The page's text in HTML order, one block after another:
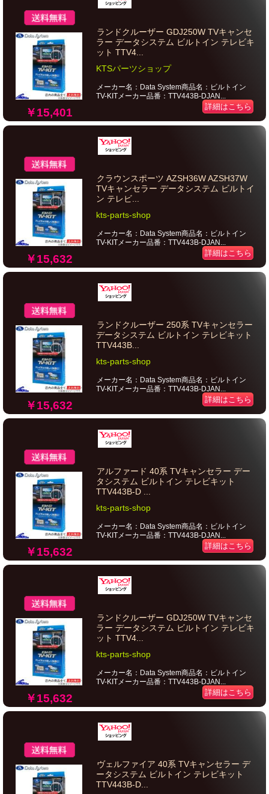
￥15,401
ランドクルーザー GDJ250W TVキャンセ
ラー データシステム ビルトイン テレビキ
ット TTV4...
KTSパーツショップ
メーカー名：Data System商品名：ビルトイン
TV-KITメーカー品番：TTV443B-DJAN...
詳細はこちら
￥15,632
クラウンスポーツ AZSH36W AZSH37W
TVキャンセラー データシステム ビルトイ
ン テレビ...
kts-parts-shop
メーカー名：Data System商品名：ビルトイン
TV-KITメーカー品番：TTV443B-DJAN...
詳細はこちら
￥15,632
ランドクルーザー 250系 TVキャンセラー
データシステム ビルトイン テレビキット
TTV443B...
kts-parts-shop
メーカー名：Data System商品名：ビルトイン
TV-KITメーカー品番：TTV443B-DJAN...
詳細はこちら
￥15,632
アルファード 40系 TVキャンセラー デー
タシステム ビルトイン テレビキット
TTV443B-D ...
kts-parts-shop
メーカー名：Data System商品名：ビルトイン
TV-KITメーカー品番：TTV443B-DJAN...
詳細はこちら
￥15,632
ランドクルーザー GDJ250W TVキャンセ
ラー データシステム ビルトイン テレビキ
ット TTV4...
kts-parts-shop
メーカー名：Data System商品名：ビルトイン
TV-KITメーカー品番：TTV443B-DJAN...
詳細はこちら
ヴェルファイア 40系 TVキャンセラー デ
ータシステム ビルトイン テレビキット
TTV443B-D...